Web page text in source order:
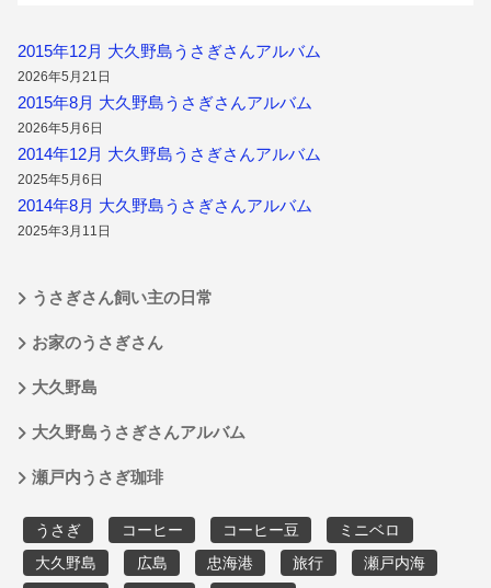
2015年12月 大久野島うさぎさんアルバム
2026年5月21日
2015年8月 大久野島うさぎさんアルバム
2026年5月6日
2014年12月 大久野島うさぎさんアルバム
2025年5月6日
2014年8月 大久野島うさぎさんアルバム
2025年3月11日
うさぎさん飼い主の日常
お家のうさぎさん
大久野島
大久野島うさぎさんアルバム
瀬戸内うさぎ珈琲
うさぎ コーヒー コーヒー豆
ミニベロ
大久野島
広島 忠海港 旅行
瀬戸内海